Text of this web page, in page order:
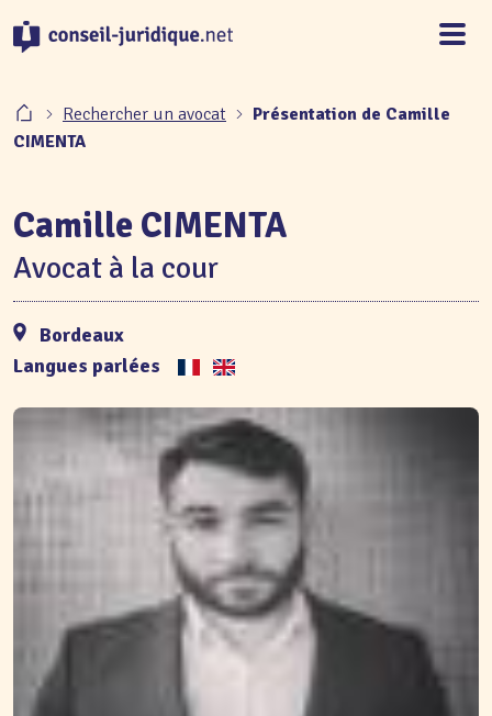
Rechercher un avocat
Présentation de Camille
CIMENTA
Camille CIMENTA
Avocat à la cour
Bordeaux
Langues parlées